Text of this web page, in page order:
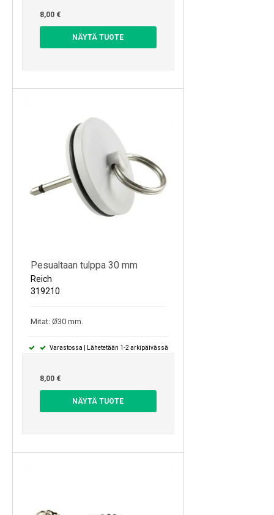
8,00 €
NÄYTÄ TUOTE
Pesualtaan tulppa 30 mm
Reich
319210
Mitat: Ø30 mm.
Varastossa | Lähetetään 1-2 arkipäivässä
8,00 €
NÄYTÄ TUOTE